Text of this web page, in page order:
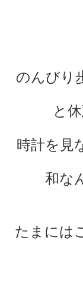
のんびり
と
時計を見
和な
たまには